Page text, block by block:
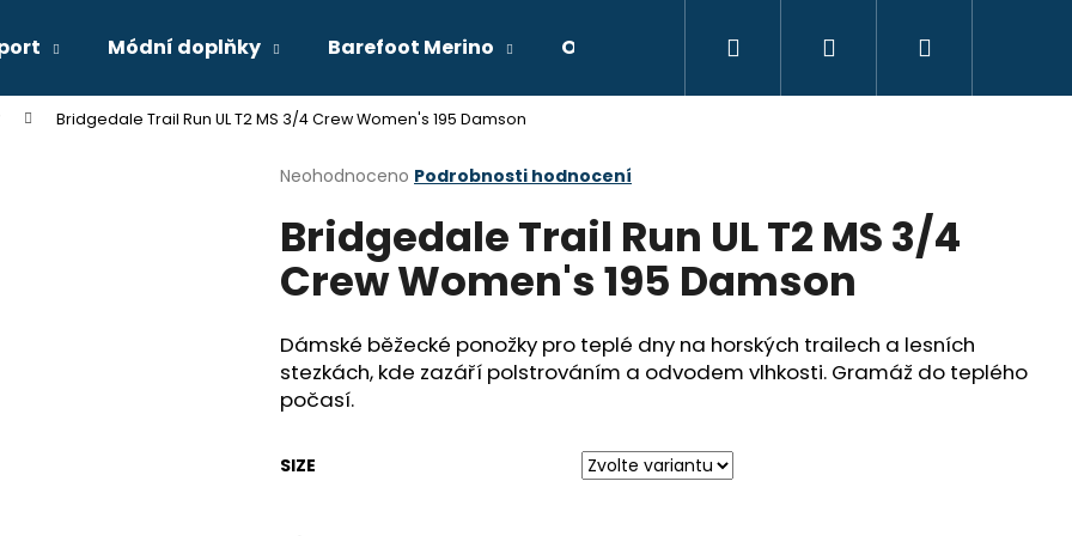
Módní doplňky Barefoot Merino Obchodní podmínky Kontakty
Přihlášení
Bridgedale Trail Run UL T2 MS 3/4 Crew Women's 195 Damson
Průměrné
produktu
je
0,0
z
hvězdiček.
Neohodnoceno Podrobnosti hodnocení
Bridgedale Trail Run UL T2 MS 3/4
Crew Women's 195 Damson
Dámské běžecké ponožky pro teplé dny na horských trailech a lesních
stezkách, kde zazáří polstrováním a odvodem vlhkosti. Gramáž do teplého
počasí.
SIZE
Co potřebujete najít?
HLEDAT